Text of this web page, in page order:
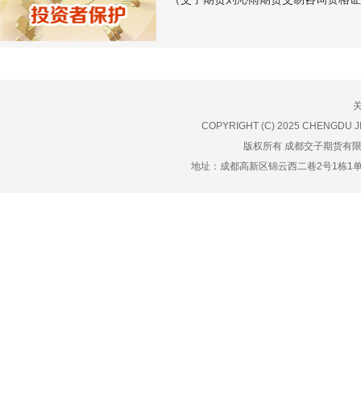
COPYRIGHT (C) 2025 CHENGDU
版权所有 成都交子期货有
地址：成都高新区锦云西二巷2号1栋1
青岛营业部：0532-83101951、
0532-83101962